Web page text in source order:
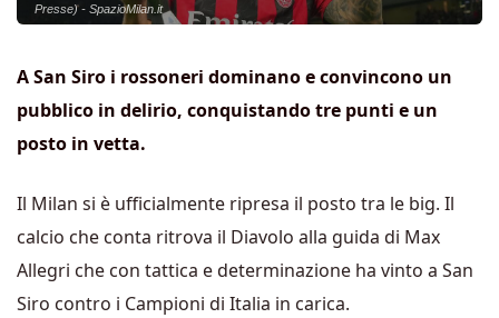
Presse) - SpazioMilan.it
A San Siro i rossoneri dominano e convincono un
pubblico in delirio, conquistando tre punti e un
posto in vetta.
Il Milan si è ufficialmente ripresa il posto tra le big. Il
calcio che conta ritrova il Diavolo alla guida di Max
Allegri che con tattica e determinazione ha vinto a San
Siro contro i Campioni di Italia in carica.